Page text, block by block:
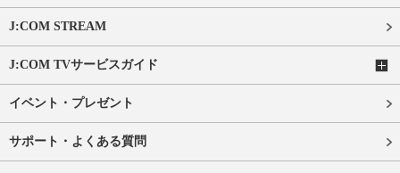
J:COM STREAM
J:COM TVサービスガイド
イベント・プレゼント
サポート・よくある質問